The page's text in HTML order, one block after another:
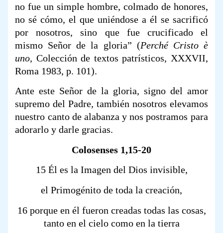
no fue un simple hombre, colmado de honores,
no sé cómo, el que uniéndose a él se sacrificó
por nosotros, sino que fue crucificado el
mismo Señor de la gloria” (Perché Cristo è
uno, Colección de textos patrísticos, XXXVII,
Roma 1983, p. 101).
Ante este Señor de la gloria, signo del amor
supremo del Padre, también nosotros elevamos
nuestro canto de alabanza y nos postramos para
adorarlo y darle gracias.
Colosenses 1,15-20
15 Él es la Imagen del Dios invisible,
el Primogénito de toda la creación,
16 porque en él fueron creadas todas las cosas,
tanto en el cielo como en la tierra